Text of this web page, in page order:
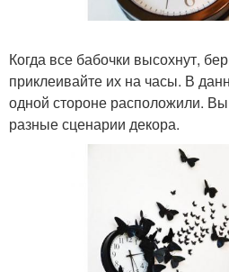
Когда все бабочки высохнут,
приклеивайте их на часы. В
одной стороне расположили.
разные сценарии декора.